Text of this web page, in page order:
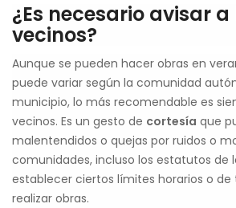
¿Es necesario avisar a
vecinos?
Aunque se pueden hacer obras en
puede variar según la comunidad
municipio, lo más recomendable es
vecinos. Es un gesto de cortesía que
malentendidos o quejas por ruidos o
comunidades, incluso los estatutos de
establecer ciertos límites horarios o
realizar obras.